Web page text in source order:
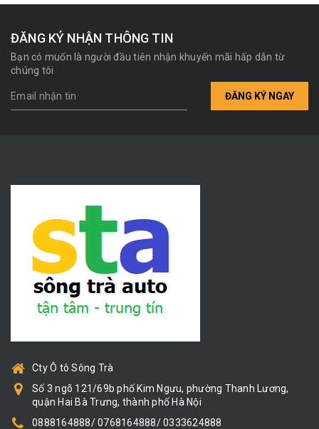
ĐĂNG KÝ NHẬN THÔNG TIN
Bạn có muốn là người đầu tiên nhận khuyến mãi hấp dẫn từ
chúng tôi
ĐĂNG KÝ NGAY
Cty Ô tô Sông Trà
Số 3 ngõ 121/69b phố Kim Ngưu, phường Thanh Lương,
quận Hai Bà Trưng, thành phố Hà Nội
0888164888/ 0768164888/ 0333624888